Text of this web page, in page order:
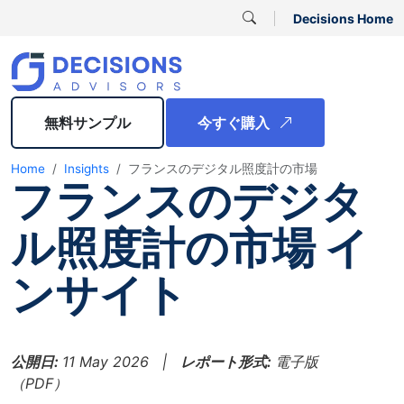
Decisions Home
無料サンプル 今すぐ購入
Home Insights フランスのデジタル照度計の市場
フランスのデジタ
ル照度計の市場 イ
ンサイト
公開日: 11 May 2026 | レポート形式: 電子版
（PDF）